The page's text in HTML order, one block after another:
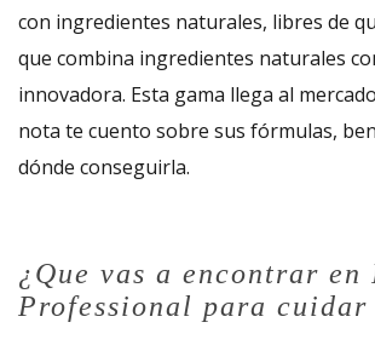
con ingredientes naturales, libres de
que combina ingredientes naturales
innovadora. Esta gama llega al
nota te cuento sobre sus fórmulas,
dónde conseguirla.
¿Que vas a encontrar en
Professional para cuidar